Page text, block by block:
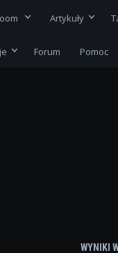
Artykuły
Forum Pomoc
WYNIKI